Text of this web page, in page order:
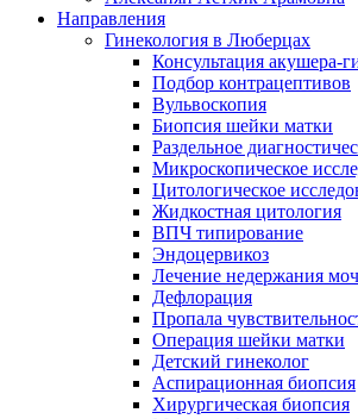
Направления
Гинекология в Люберцах
Консультация акушера-
Подбор контрацептивов
Вульвоскопия
Биопсия шейки матки
Раздельное
Микроскопическое
Цитологическое
Жидкостная цитология
ВПЧ типирование
Эндоцервикоз
Лечение недержания
Дефлорация
Пропала
Операция шейки матки
Детский гинеколог
Аспирационная биопсия
Хирургическая биопсия